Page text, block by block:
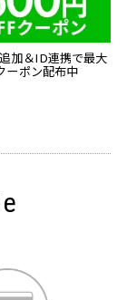
加＆ID連携で最大
ーポン配布中